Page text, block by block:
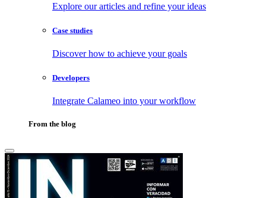
Explore our articles and refine your ideas
Case studies
Discover how to achieve your goals
Developers
Integrate Calameo into your workflow
From the blog